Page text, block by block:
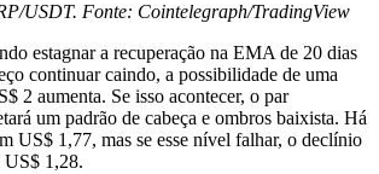
USDT. Fonte: Cointelegraph/TradingView
estagnar a recuperação na EMA de 20 dias
continuar caindo, a possibilidade de uma
2 aumenta. Se isso acontecer, o par
um padrão de cabeça e ombros baixista. Há
US$ 1,77, mas se esse nível falhar, o declínio
US$ 1,28.